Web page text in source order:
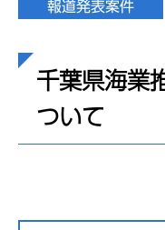
千葉県海業
ついて